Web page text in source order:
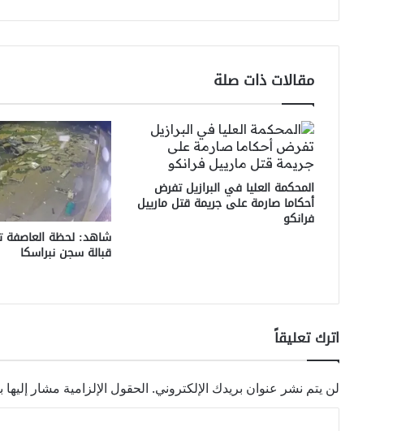
مقالات ذات صلة
المحكمة العليا في البرازيل تفرض
أحكاما صارمة على جريمة قتل مارييل
فرانكو
شاهد: لحظة
قبالة سجن نبراسكا
اترك تعليقاً
لن يتم نشر عنوان بريدك الإلكتروني. الحقول الإلزامية مشار إليها